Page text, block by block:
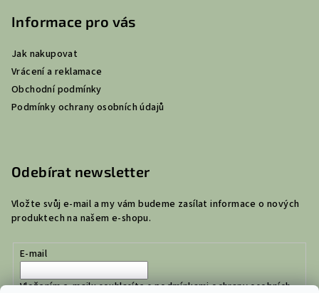
Informace pro vás
Jak nakupovat
Vrácení a reklamace
Obchodní podmínky
Podmínky ochrany osobních údajů
Odebírat newsletter
Vložte svůj e-mail a my vám budeme zasílat informace o nových
produktech na našem e-shopu.
E-mail
Vložením e-mailu souhlasíte spodmínkami ochrany osobních